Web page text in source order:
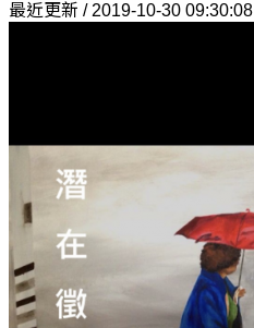
最近更新 / 2019-10-30 09:30:08